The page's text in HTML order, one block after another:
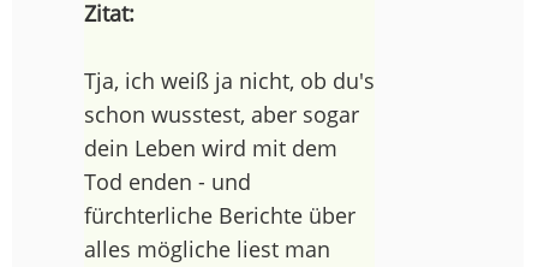
Zitat:
Tja, ich weiß ja nicht, ob du's
schon wusstest, aber sogar
dein Leben wird mit dem
Tod enden - und
fürchterliche Berichte über
alles mögliche liest man